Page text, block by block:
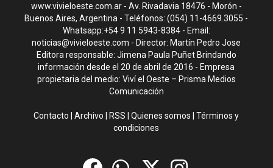
www.vivieloeste.com.ar - Av. Rivadavia 18476 - Morón -
Buenos Aires, Argentina - Teléfonos: (054) 11-4669.3055 -
Whatsapp:+54 9 11 5943-8384 - Email:
noticias@vivieloeste.com - Director: Martín Pedro Jose
Editora responsable: Jimena Paula Puñet Brindando
información desde el 20 de abril de 2016 - Empresa
propietaria del medio: Viví el Oeste – Prisma Medios
Comunicación
Contacto |Archivo RSS |Quienes somos |Términos y
condiciones